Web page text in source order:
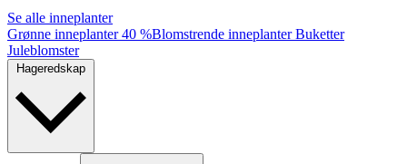
Se alle inneplanter
Grønne inneplanter40 %Blomstrende inneplanterBuketter
Juleblomster